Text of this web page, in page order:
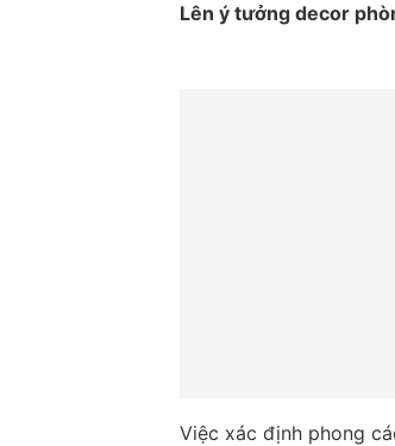
Lên ý tưởng decor
Việc xác định phong